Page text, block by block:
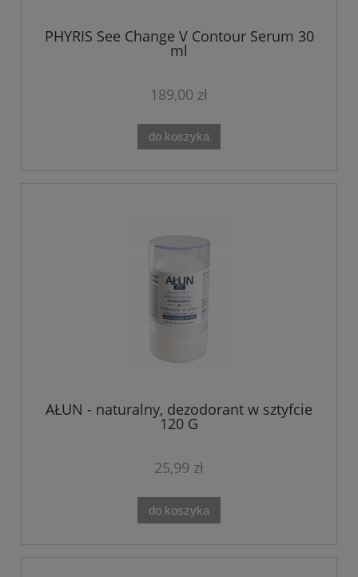
PHYRIS See Change V Contour Serum 30
ml
189,00 zł
do koszyka
AŁUN - naturalny, dezodorant w sztyfcie
120 G
25,99 zł
do koszyka